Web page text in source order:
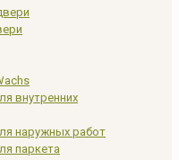
внутренних
наружных работ
паркета